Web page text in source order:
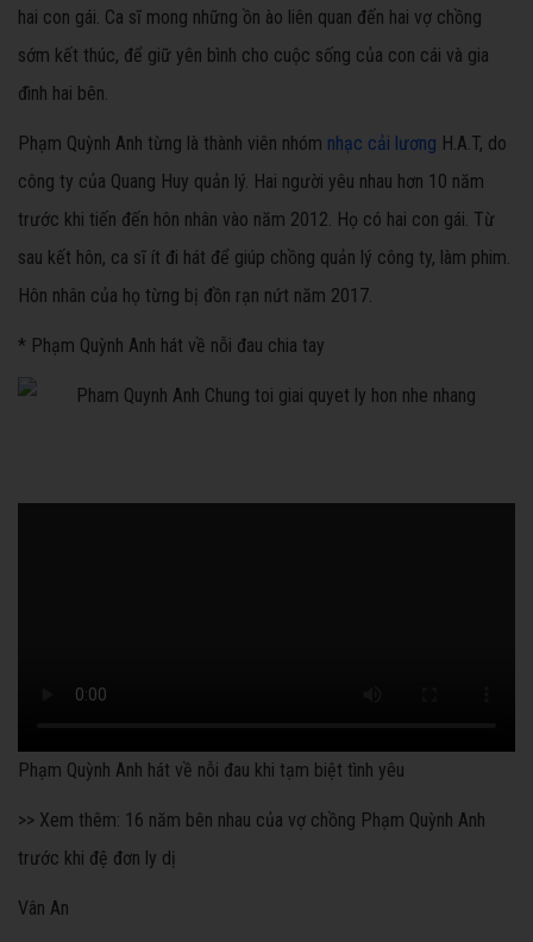
hai con gái. Ca sĩ mong những ồn ào liên quan đến hai vợ chồng
sớm kết thúc, để giữ yên bình cho cuộc sống của con cái và gia
đình hai bên.
Phạm Quỳnh Anh từng là thành viên nhóm nhạc cải lương H.A.T, do
công ty của Quang Huy quản lý. Hai người yêu nhau hơn 10 năm
trước khi tiến đến hôn nhân vào năm 2012. Họ có hai con gái. Từ
sau kết hôn, ca sĩ ít đi hát để giúp chồng quản lý công ty, làm phim.
Hôn nhân của họ từng bị đồn rạn nứt năm 2017.
* Phạm Quỳnh Anh hát về nỗi đau chia tay
Phạm Quỳnh Anh hát về nỗi đau khi tạm biệt tình yêu
>> Xem thêm: 16 năm bên nhau của vợ chồng Phạm Quỳnh Anh
trước khi đệ đơn ly dị
Vân An